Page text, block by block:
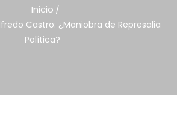
Inicio
Castro: ¿Maniobra de Represalia
Política?